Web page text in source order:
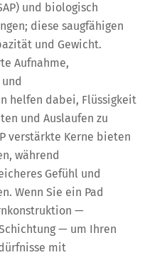
und biologisch
diese saugfähigen
und Gewicht.
Aufnahme,
helfen dabei, Flüssigkeit
und Auslaufen zu
verstärkte Kerne bieten
während
Gefühl und
Wenn Sie ein Pad
—
— um Ihren
mit